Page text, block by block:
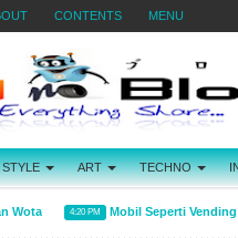
CONTENTS MENU
ART TECHNO
4:20 PM Mobil Seperti Vending